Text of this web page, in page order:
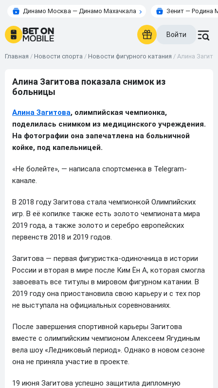
Динамо Москва — Динамо Махачкала Зенит — Родина
Войти
Главная / Новости спорта / Новости фигурного катания / Алина
Алина Загитова показала снимок из
больницы
Алина Загитова, олимпийская чемпионка,
поделилась снимком из медицинского учреждения.
На фотографии она запечатлена на больничной
койке, под капельницей.
«Не болейте», — написала спортсменка в Telegram-
канале.
В 2018 году Загитова стала чемпионкой Олимпийских
игр. В её копилке также есть золото чемпионата мира
2019 года, а также золото и серебро европейских
первенств 2018 и 2019 годов.
Загитова — первая фигуристка-одиночница в истории
России и вторая в мире после Ким Ён А, которая смогла
завоевать все титулы в мировом фигурном катании. В
2019 году она приостановила свою карьеру и с тех пор
не выступала на официальных соревнованиях.
После завершения спортивной карьеры Загитова
вместе с олимпийским чемпионом Алексеем Ягудиным
вела шоу «Ледниковый период». Однако в новом сезоне
она не приняла участие в проекте.
19 июня Загитова успешно защитила дипломную